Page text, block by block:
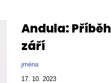
Andula:
září
jména
17. 10. 2023